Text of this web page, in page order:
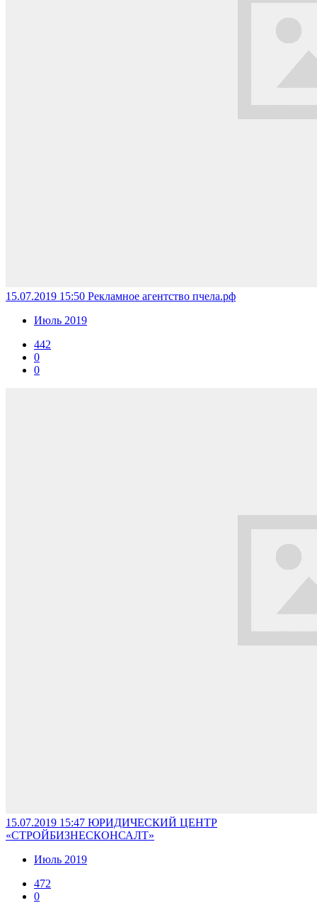
15.07.2019 15:50 Рекламное агентство пчела.рф
Июль 2019
442
0
0
15.07.2019 15:47 ЮРИДИЧЕСКИЙ ЦЕНТР
«СТРОЙБИЗНЕСКОНСАЛТ»
Июль 2019
472
0